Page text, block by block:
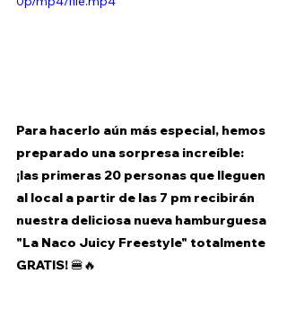
Para hacerlo aún más especial, hemos
preparado una sorpresa increíble:
¡las primeras 20 personas que lleguen
al local a partir de las 7 pm recibirán
nuestra deliciosa nueva hamburguesa
"La Naco Juicy Freestyle" totalmente
GRATIS! 🍔🔥